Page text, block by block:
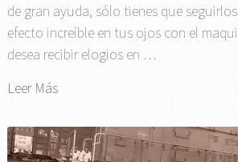
de gran ayuda, sólo tienes que
efecto increíble en tus ojos con el
desea recibir elogios en …
Leer Más